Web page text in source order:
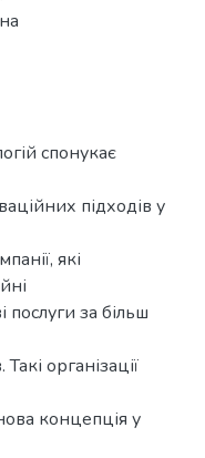
спонукає
підходів у
які
послуги за більш
організації
концепція у